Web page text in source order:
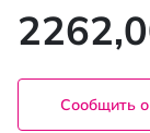
Сообщить